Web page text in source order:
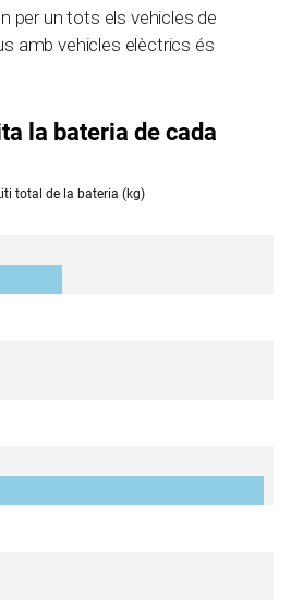
per un tots els vehicles de
amb vehicles elèctrics és